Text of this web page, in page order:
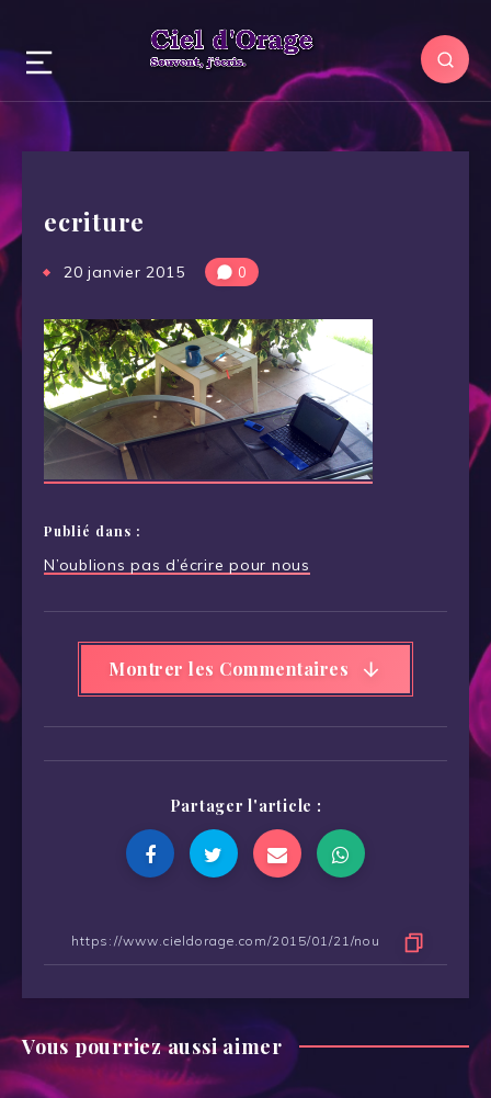
ecriture
20 janvier 2015 0
Publié dans :
Navigation
N’oublions pas d’écrire pour nous
Montrer les Commentaires
Partager l'article :
Vous pourriez aussi aimer